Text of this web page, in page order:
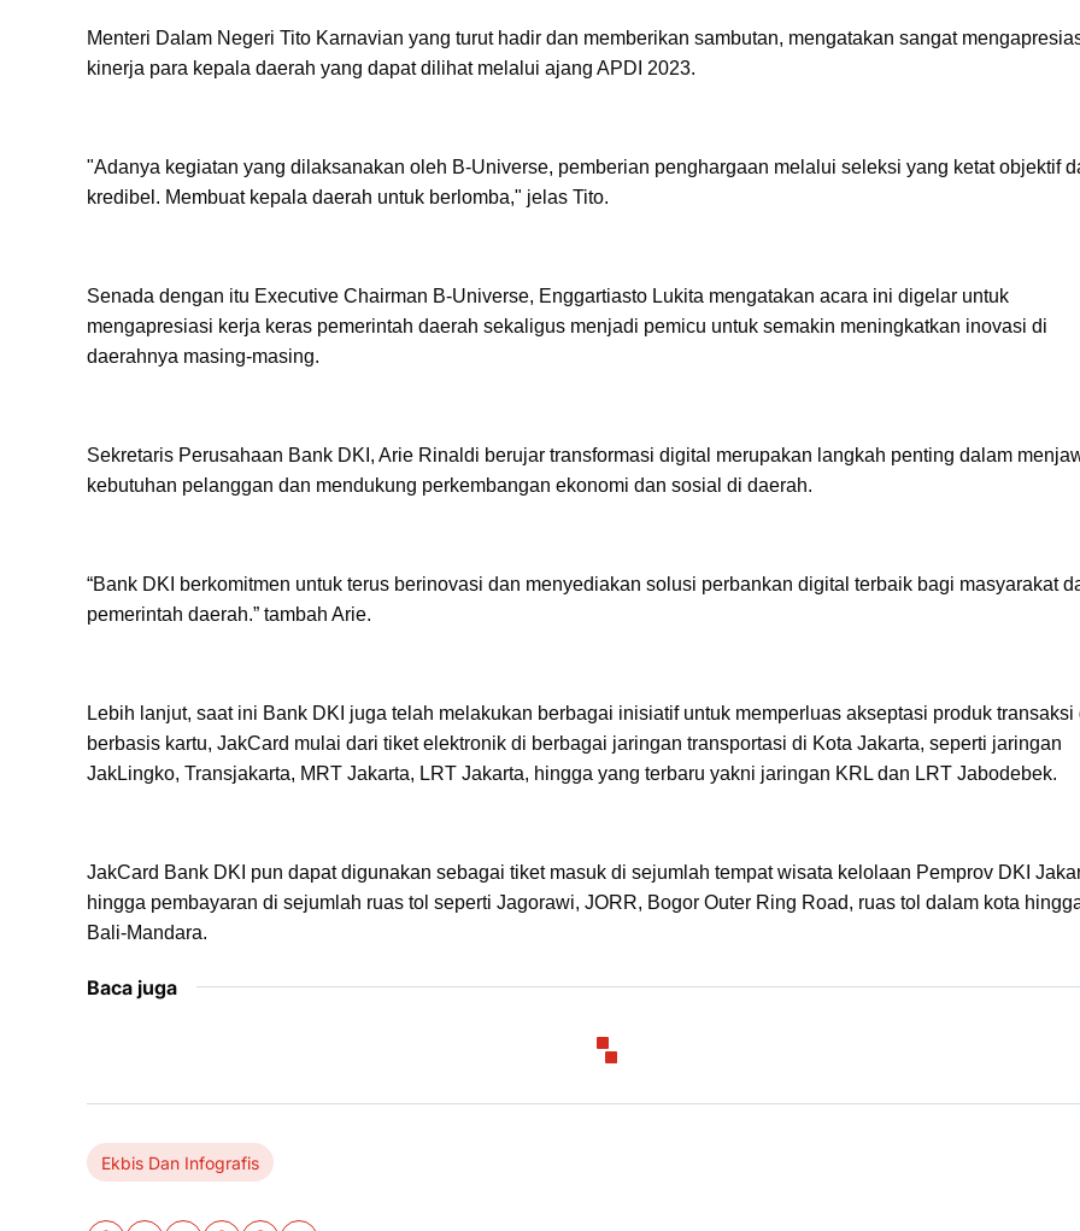
Menteri Dalam Negeri Tito Karnavian yang turut hadir dan memberikan sambutan, mengatakan sangat
kinerja para kepala daerah yang dapat dilihat melalui ajang APDI 2023.
"Adanya kegiatan yang dilaksanakan oleh B-Universe, pemberian penghargaan melalui seleksi yang ketat objektif
kredibel. Membuat kepala daerah untuk berlomba," jelas Tito.
Senada dengan itu Executive Chairman B-Universe, Enggartiasto Lukita mengatakan acara ini digelar untuk
mengapresiasi kerja keras pemerintah daerah sekaligus menjadi pemicu untuk semakin meningkatkan inovasi di
daerahnya masing-masing.
Sekretaris Perusahaan Bank DKI, Arie Rinaldi berujar transformasi digital merupakan langkah penting dalam
kebutuhan pelanggan dan mendukung perkembangan ekonomi dan sosial di daerah.
“Bank DKI berkomitmen untuk terus berinovasi dan menyediakan solusi perbankan digital terbaik bagi masyarakat
pemerintah daerah.” tambah Arie.
Lebih lanjut, saat ini Bank DKI juga telah melakukan berbagai inisiatif untuk memperluas akseptasi produk transaksi
berbasis kartu, JakCard mulai dari tiket elektronik di berbagai jaringan transportasi di Kota Jakarta, seperti jaringan
JakLingko, Transjakarta, MRT Jakarta, LRT Jakarta, hingga yang terbaru yakni jaringan KRL dan LRT Jabodebek.
JakCard Bank DKI pun dapat digunakan sebagai tiket masuk di sejumlah tempat wisata kelolaan Pemprov DKI
hingga pembayaran di sejumlah ruas tol seperti Jagorawi, JORR, Bogor Outer Ring Road, ruas tol dalam kota
Bali-Mandara.
Baca juga
Ekbis Dan Infografis